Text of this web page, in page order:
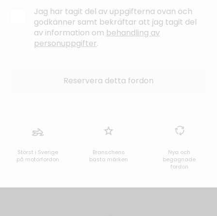
Jag har tagit del av uppgifterna ovan och
godkänner samt bekräftar att jag tagit del
av information om behandling av
personuppgifter.
Störst i Sverige
på motorfordon
Branschens
bästa märken
Nya och
begagnade
fordon